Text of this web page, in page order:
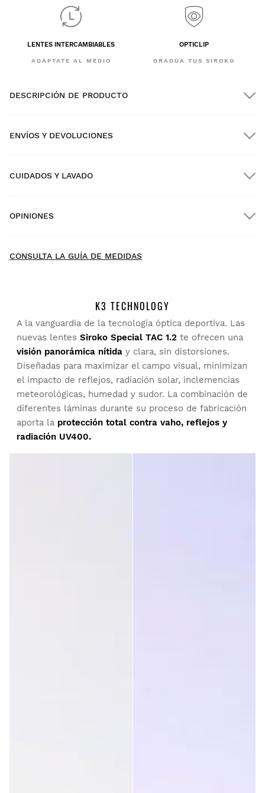
LENTES INTERCAMBIABLES
ADÁPTATE AL MEDIO
OPTICLIP
GRADÚA TUS SIROKO
DESCRIPCIÓN DE PRODUCTO
ENVÍOS Y DEVOLUCIONES
Envío a domicilio desde $300.00
Prueba tu talla desde casa con tranquilidad: tienes 30 días
a partir de la fecha de entrega para solicitar tu devolución.
Podrás devolver un producto de forma fácil y rápida, desde
tu pedido en tu cuenta de usuario.
Devolución al método de pago original Desde$9.95
CUIDADOS Y LAVADO
OPINIONES
CONSULTA LA GUÍA DE MEDIDAS
K3 TECHNOLOGY
A la vanguardia de la tecnología óptica deportiva. Las
nuevas lentes Siroko Special TAC 1.2 te ofrecen una
visión panorámica nítida y clara, sin distorsiones.
Diseñadas para maximizar el campo visual, minimizan
el impacto de reflejos, radiación solar, inclemencias
meteorológicas, humedad y sudor. La combinación de
diferentes láminas durante su proceso de fabricación
aporta la protección total contra vaho, reflejos y
radiación UV400.